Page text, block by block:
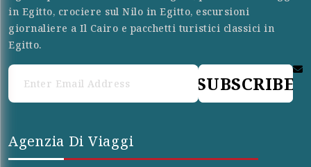
in Egitto, crociere sul Nilo in Egitto, escursioni
giornaliere a Il Cairo e pacchetti turistici classici in
Egitto.
SUBSCRIBE
Agenzia Di Viaggi